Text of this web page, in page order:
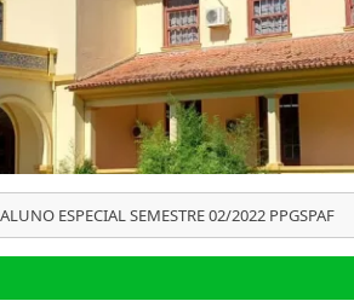
ESPECIAL SEMESTRE 02/2022 PPGSPAF